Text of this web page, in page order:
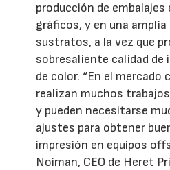
producción de embalajes
gráficos, y en una amplia
sustratos, a la vez que
sobresaliente calidad de
de color. “En el mercado
realizan muchos
y pueden necesitarse
ajustes para obtener
impresión en equipos
Noiman, CEO de Heret